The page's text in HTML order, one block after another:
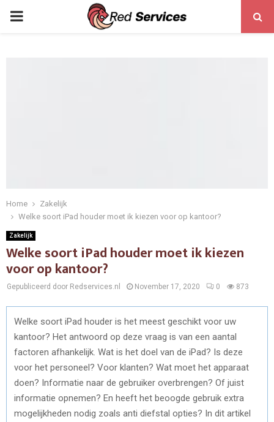
PRIMARY
Home
Zakelijk
Welke soort iPad houder moet ik kiezen voor op kantoor?
Zakelijk
Welke soort iPad houder moet ik kiezen
voor op kantoor?
Gepubliceerd door Redservices.nl November 17, 2020 0 873
Welke soort iPad houder is het meest geschikt voor uw
kantoor? Het antwoord op deze vraag is van een aantal
factoren afhankelijk. Wat is het doel van de iPad? Is deze
voor het personeel? Voor klanten? Wat moet het apparaat
doen? Informatie naar de gebruiker overbrengen? Of juist
informatie opnemen? En heeft het beoogde gebruik extra
mogelijkheden nodig zoals anti diefstal opties? In dit artikel